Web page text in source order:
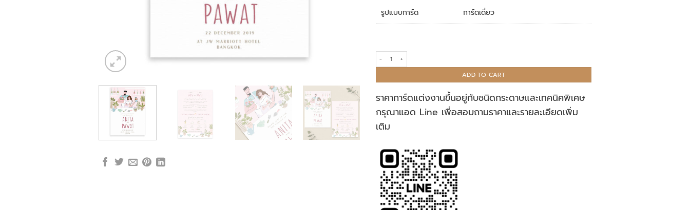
รูปแบบการ์ด การ์ดเดี่ยว
การ์ดแต่งงาน R18-185 quantity
ADD TO CART
ราคาการ์ดแต่งงานขึ้นอยู่กับชนิดกระดาษและเทคนิคพิเศษ
กรุณาแอด Line เพื่อสอบถามราคาและรายละเอียดเพิ่ม
เติม